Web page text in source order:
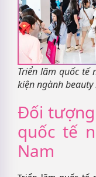
Triển lãm quốc tế
kiện ngành
Đối
quốc tế
Nam